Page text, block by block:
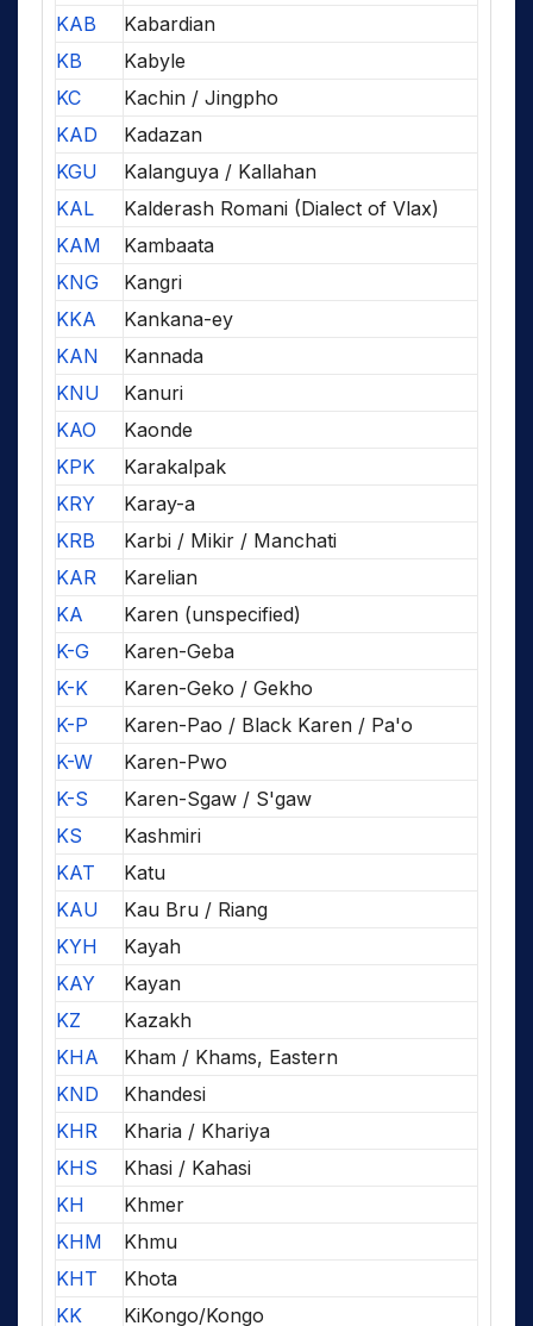
KAB
Kabardian
KB
Kabyle
KC
Kachin / Jingpho
KAD
Kadazan
KGU
Kalanguya / Kallahan
KAL
Kalderash Romani (Dialect of Vlax)
KAM
Kambaata
KNG
Kangri
KKA
Kankana-ey
KAN
Kannada
KNU
Kanuri
KAO
Kaonde
KPK
Karakalpak
KRY
Karay-a
KRB
Karbi / Mikir / Manchati
KAR
Karelian
KA
Karen (unspecified)
K-G
Karen-Geba
K-K
Karen-Geko / Gekho
K-P
Karen-Pao / Black Karen / Pa'o
K-W
Karen-Pwo
K-S
Karen-Sgaw / S'gaw
KS
Kashmiri
KAT
Katu
KAU
Kau Bru / Riang
KYH
Kayah
KAY
Kayan
KZ
Kazakh
KHA
Kham / Khams, Eastern
KND
Khandesi
KHR
Kharia / Khariya
KHS
Khasi / Kahasi
KH
Khmer
KHM
Khmu
KHT
Khota
KK
KiKongo/Kongo